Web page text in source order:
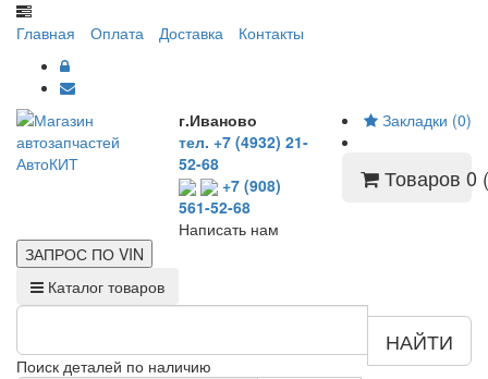
Главная Оплата Доставка Контакты
г.Иваново
тел. +7 (4932) 21-
52-68
+7 (908)
561-52-68
Написать нам
Закладки (0)
Товаров 0
ЗАПРОС ПО VIN
Каталог товаров
Поиск деталей по наличию
НАЙТИ